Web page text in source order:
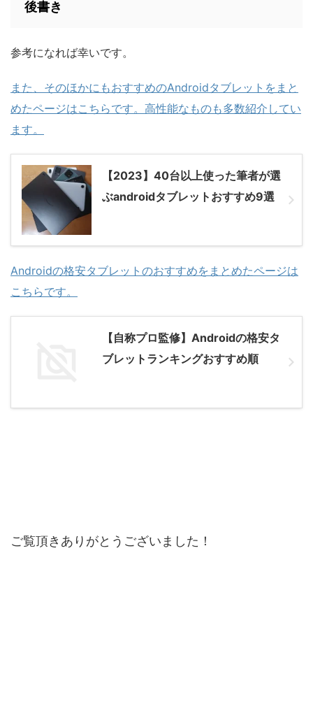
後書き
参考になれば幸いです。
また、そのほかにもおすすめのAndroidタブレットをまと
めたページはこちらです。高性能なものも多数紹介してい
ます。
【2023】40台以上使った筆者が選
ぶandroidタブレットおすすめ9選
Androidの格安タブレットのおすすめをまとめたページは
こちらです。
【自称プロ監修】Androidの格安タ
ブレットランキングおすすめ順
ご覧頂きありがとうございました！